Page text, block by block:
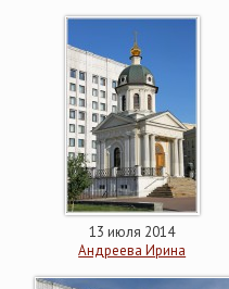
13 июля 2014
Андреева Ирина